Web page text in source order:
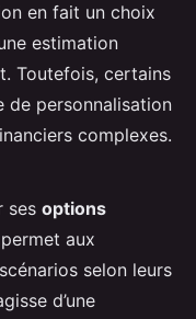
en fait un choix
estimation
Toutefois, certains
de personnalisation
complexes.
ses options
aux
selon leurs
d’une